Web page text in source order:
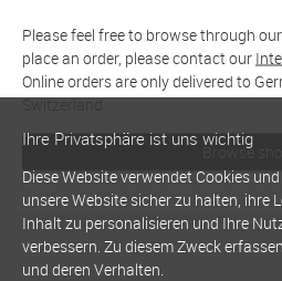
Please feel free to browse through
place an order, please contact our
Online orders are only delivered to
Switzerland
Browse shop
Ihre Privatsphäre ist uns wichtig
Diese Website verwendet Cookies
unsere Website sicher zu halten, ihre
Inhalt zu personalisieren und Ihre
verbessern. Zu diesem Zweck
und deren Verhalten.